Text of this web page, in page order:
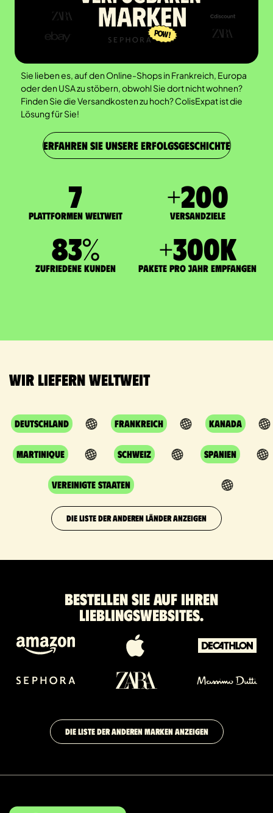
Sie lieben es, auf den Online-Shops in Frankreich, Europa
oder den USA zu stöbern, obwohl Sie dort nicht wohnen?
Finden Sie die Versandkosten zu hoch? ColisExpat ist die
Lösung für Sie!
ERFAHREN SIE UNSERE ERFOLGSGESCHICHTE
7
Plattformen weltweit
+200
Versandziele
83%
zufriedene Kunden
+300K
Pakete pro Jahr empfangen
Wir liefern weltweit
Deutschland Frankreich Kanada
Martinique Schweiz Spanien
Vereinigte Staaten
DIE LISTE DER ANDEREN LÄNDER ANZEIGEN
Bestellen Sie auf Ihren
Lieblingswebsites.
DIE LISTE DER ANDEREN MARKEN ANZEIGEN